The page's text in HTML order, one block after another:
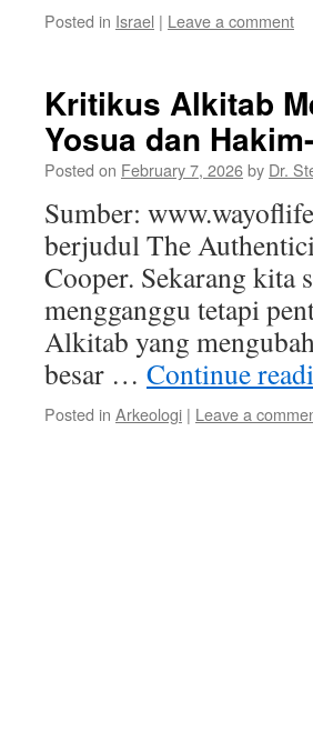
Posted in Israel | Leave a comment
Kritikus Alkitab
Yosua dan
Posted on February 7, 2026by Dr.
Sumber:
berjudul The
Cooper. Sekarang kita
mengganggu tetapi
Alkitab yang
besar … Continue
Posted in Arkeologi | Leave a